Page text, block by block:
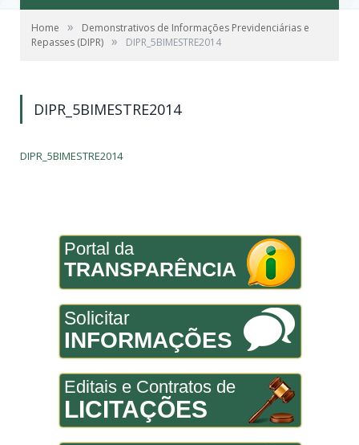
Home »
Demonstrativos de Informações Previdenciárias e
Repasses (DIPR) » DIPR_5BIMESTRE2014
DIPR_5BIMESTRE2014
DIPR_5BIMESTRE2014
Portal da
TRANSPARÊNCIA
Solicitar
INFORMAÇÕES
Editais e Contratos de
LICITAÇÕES